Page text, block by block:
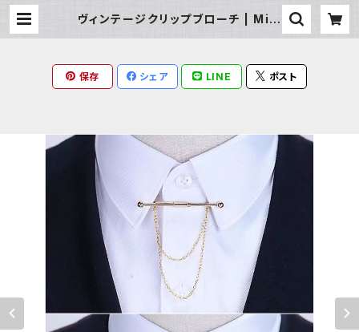
ヴィンテージクリップブローチ | Milk
保存 シェア LINE ポスト